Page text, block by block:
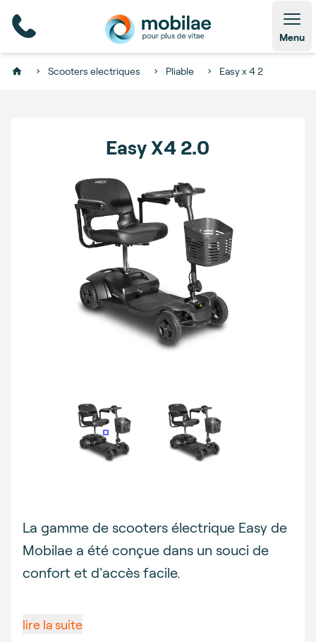
Menu
Home Scooters electriques Pliable Easy x 4 2
Easy X4 2.0
Description
La gamme de scooters électrique Easy de
Mobilae a été conçue dans un souci de
confort et d'accès facile.
lire la suite